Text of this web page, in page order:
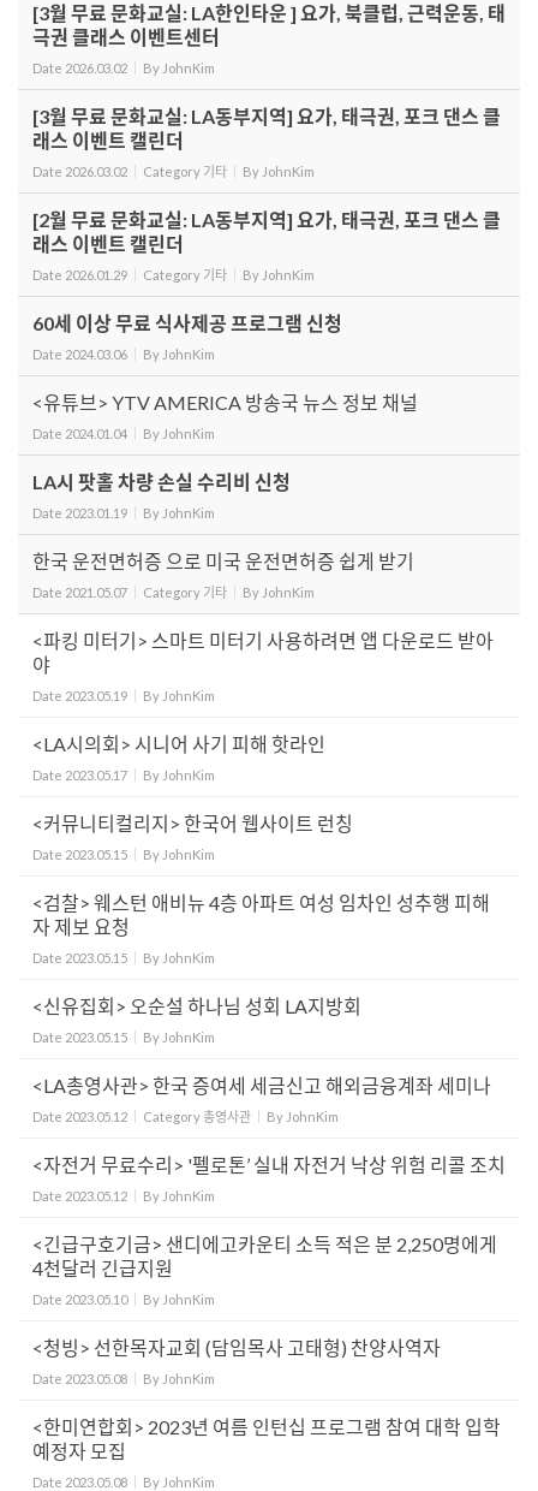
[3월 무료 문화교실: LA한인타운 ] 요가, 북클럽, 근력운동, 태
극권 클래스 이벤트센터
Date 2026.03.02 By JohnKim
[3월 무료 문화교실: LA동부지역] 요가, 태극권, 포크 댄스 클
래스 이벤트 캘린더
Date 2026.03.02 Category 기타 By JohnKim
[2월 무료 문화교실: LA동부지역] 요가, 태극권, 포크 댄스 클
래스 이벤트 캘린더
Date 2026.01.29 Category 기타 By JohnKim
60세 이상 무료 식사제공 프로그램 신청
Date 2024.03.06 By JohnKim
<유튜브> YTV AMERICA 방송국 뉴스 정보 채널
Date 2024.01.04 By JohnKim
LA시 팟홀 차량 손실 수리비 신청
Date 2023.01.19 By JohnKim
한국 운전면허증 으로 미국 운전면허증 쉽게 받기
Date 2021.05.07 Category 기타 By JohnKim
<파킹 미터기> 스마트 미터기 사용하려면 앱 다운로드 받아
야
Date 2023.05.19 By JohnKim
<LA시의회> 시니어 사기 피해 핫라인
Date 2023.05.17 By JohnKim
<커뮤니티컬리지> 한국어 웹사이트 런칭
Date 2023.05.15 By JohnKim
<검찰> 웨스턴 애비뉴 4층 아파트 여성 임차인 성추행 피해
자 제보 요청
Date 2023.05.15 By JohnKim
<신유집회> 오순설 하나님 성회 LA지방회
Date 2023.05.15 By JohnKim
<LA총영사관> 한국 증여세 세금신고 해외금융계좌 세미나
Date 2023.05.12 Category총영사관 By JohnKim
<자전거 무료수리> '펠로톤’ 실내 자전거 낙상 위험 리콜 조치
Date 2023.05.12 By JohnKim
<긴급구호기금> 샌디에고카운티 소득 적은 분 2,250명에게
4천달러 긴급지원
Date 2023.05.10 By JohnKim
<청빙> 선한목자교회 (담임목사 고태형) 찬양사역자
Date 2023.05.08 By JohnKim
<한미연합회> 2023년 여름 인턴십 프로그램 참여 대학 입학
예정자 모집
Date 2023.05.08 By JohnKim